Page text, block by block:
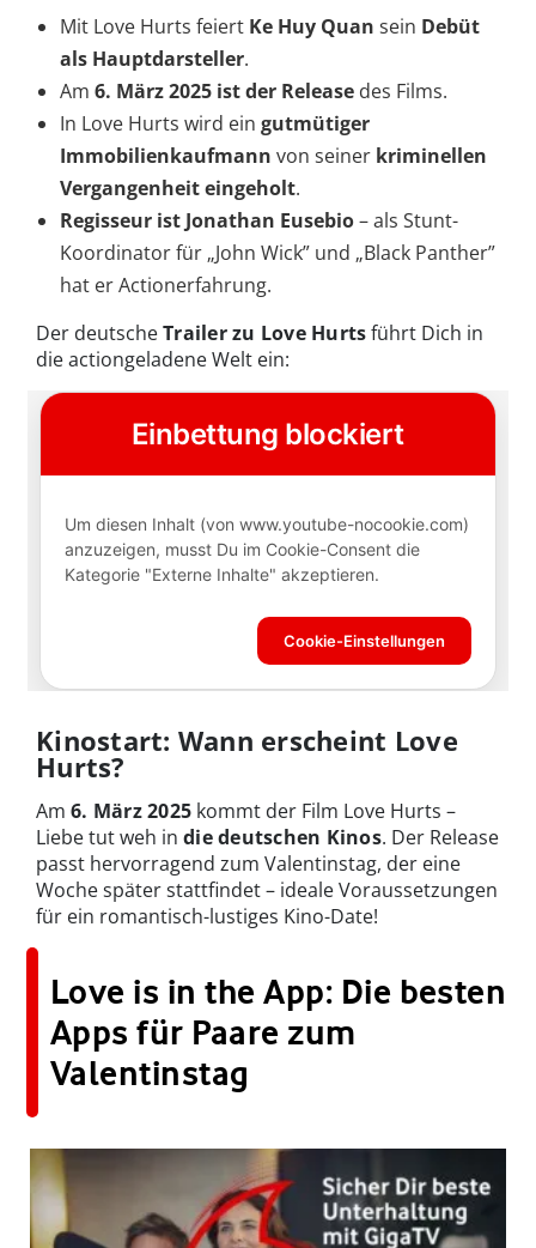
Mit Love Hurts feiert Ke Huy Quan sein Debüt
als Hauptdarsteller.
Am 6. März 2025 ist der Release des Films.
In Love Hurts wird ein gutmütiger
Immobilienkaufmann von seiner kriminellen
Vergangenheit eingeholt.
Regisseur ist Jonathan Eusebio– als Stunt-
Koordinator für „John Wick” und „Black Panther”
hat er Actionerfahrung.
Der deutscheTrailer zu Love Hurtsführt Dich in
die actiongeladene Welt ein:
Kinostart: Wann erscheint Love
Hurts?
Am 6. März 2025 kommt der Film Love Hurts –
Liebe tut weh in die deutschen Kinos. Der Release
passt hervorragend zum Valentinstag, der eine
Woche später stattfindet – ideale Voraussetzungen
für ein romantisch-lustiges Kino-Date!
Love is in the App: Die besten
Apps für Paare zum
Valentinstag